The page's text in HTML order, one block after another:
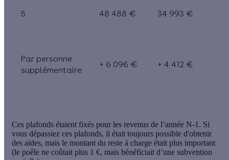
5 48 488 € 34 993 €
Par personne
supplémentaire
+ 6 096 € + 4 412 €
Ces plafonds étaient fixés pour les revenus de l’année N-1. Si
vous dépassiez ces plafonds, il était toujours possible d'obtenir
des aides, mais le montant du reste à charge était plus important
(le poêle ne coûtait plus 1 €, mais bénéficiait d’une subvention